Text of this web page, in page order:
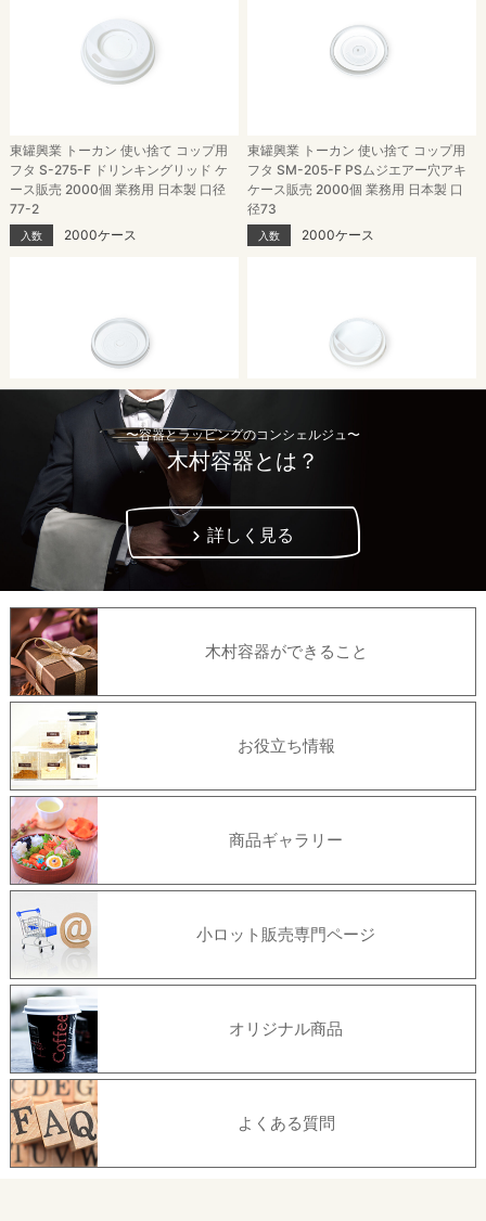
東罐興業 トーカン 使い捨て コップ用
フタ S-275-F ドリンキングリッド ケ
ース販売 2000個 業務用 日本製 口径
77-2
入数 2000ケース
東罐興業 トーカン 使い捨て コップ用
フタ SM-205-F PSムジエアー穴アキ
ケース販売 2000個 業務用 日本製 口
径73
入数 2000ケース
ＳＭ－２０５－Ｆ ＰＳムジＵアナ
入数 2000ケース
東罐興業 トーカン 使い捨て コップ用
フタ SM-205D-F ドリンキングリッド
入数 2000ケース
〜容器とラッピングのコンシェルジュ〜
木村容器とは？
詳しく見る
木村容器ができること
お役立ち情報
商品ギャラリー
小ロット販売専門ページ
オリジナル商品
よくある質問